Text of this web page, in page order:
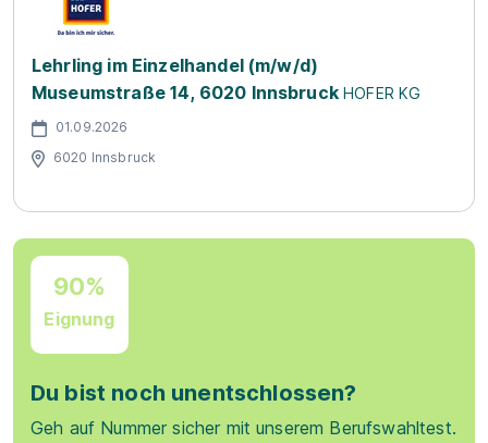
Lehrling im Einzelhandel (m/w/d)
Museumstraße 14, 6020 Innsbruck HOFER KG
01.09.2026
6020 Innsbruck
90%
Eignung
Du bist noch unentschlossen?
Geh auf Nummer sicher mit unserem Berufswahltest.